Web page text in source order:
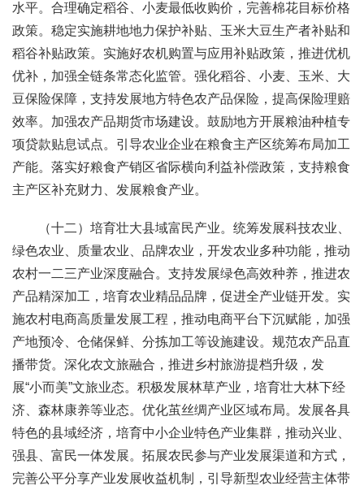
水平。合理确定稻谷、小麦最低收购价，完善棉花目标价格
政策。稳定实施耕地地力保护补贴、玉米大豆生产者补贴和
稻谷补贴政策。实施好农机购置与应用补贴政策，推进优机
优补，加强全链条常态化监管。强化稻谷、小麦、玉米、大
豆保险保障，支持发展地方特色农产品保险，提高保险理赔
效率。加强农产品期货市场建设。鼓励地方开展粮油种植专
项贷款贴息试点。引导农业企业在粮食主产区统筹布局加工
产能。落实好粮食产销区省际横向利益补偿政策，支持粮食
主产区补充财力、发展粮食产业。
（十二）培育壮大县域富民产业。统筹发展科技农业、
绿色农业、质量农业、品牌农业，开发农业多种功能，推动
农村一二三产业深度融合。支持发展绿色高效种养，推进农
产品精深加工，培育农业精品品牌，促进全产业链开发。实
施农村电商高质量发展工程，推动电商平台下沉赋能，加强
产地预冷、仓储保鲜、分拣加工等设施建设。规范农产品直
播带货。深化农文旅融合，推进乡村旅游提档升级，发
展“小而美”文旅业态。积极发展林草产业，培育壮大林下经
济、森林康养等业态。优化茧丝绸产业区域布局。发展各具
特色的县域经济，培育中小企业特色产业集群，推动兴业、
强县、富民一体发展。拓展农民参与产业发展渠道和方式，
完善公平分享产业发展收益机制，引导新型农业经营主体带